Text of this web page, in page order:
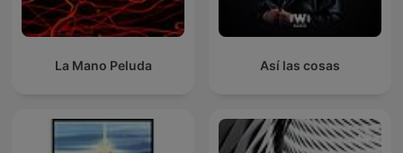
La Mano Peluda Así las cosas